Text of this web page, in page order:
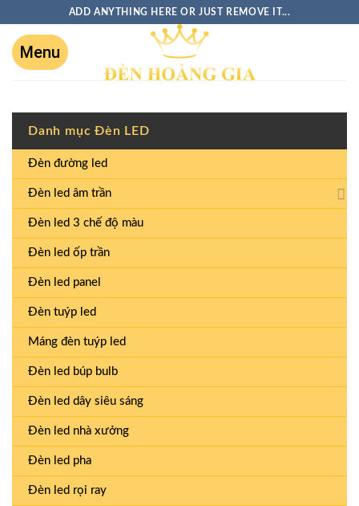
ADD ANYTHING HERE OR JUST REMOVE IT...
Danh mục Đèn LED
Đèn đường led
Đèn led âm trần
Đèn led 3 chế độ màu
Đèn led ốp trần
Đèn led panel
Đèn tuýp led
Máng đèn tuýp led
Đèn led búp bulb
Đèn led dây siêu sáng
Đèn led nhà xưởng
Đèn led pha
Đèn led rọi ray